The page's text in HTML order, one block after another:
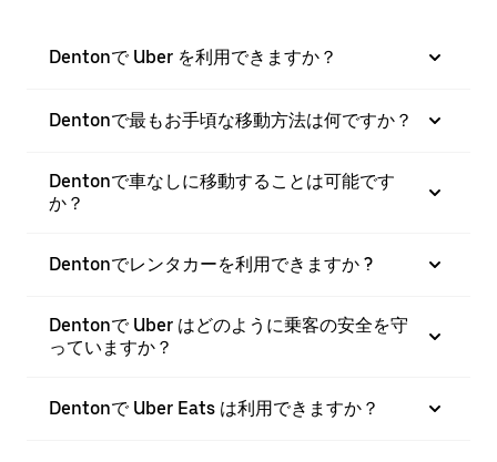
Dentonで Uber を利用できますか？
Dentonで最もお手頃な移動方法は何ですか？
Dentonで車なしに移動することは可能です
か？
Dentonでレンタカーを利用できますか ?
Dentonで Uber はどのように乗客の安全を守
っていますか？
Dentonで Uber Eats は利用できますか？